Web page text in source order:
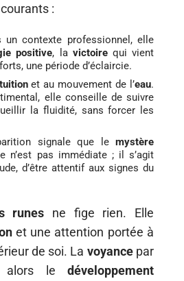
:
un contexte professionnel, elle
positive, la victoirequi vient
une période d’éclaircie.
et au mouvement de l’eau.
elle conseille de suivre
la fluidité, sans forcer les
signale que le mystère
n’est pas immédiate ; il s’agit
d’être attentif aux signes du
runes ne fige rien. Elle
et une attention portée à
de soi. La voyancepar
alors le développement